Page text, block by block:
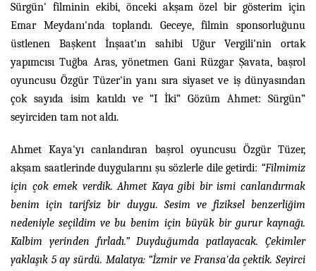
Sürgün' filminin ekibi, önceki akşam özel bir gösterim için
Emar Meydanı'nda toplandı. Geceye, filmin sponsorluğunu
üstlenen Başkent İnşaat'ın sahibi Uğur Vergili'nin ortak
yapımcısı Tuğba Aras, yönetmen Gani Rüzgar Şavata, başrol
oyuncusu Özgür Tüzer'in yanı sıra siyaset ve iş dünyasından
çok sayıda isim katıldı ve “I İki” Gözüm Ahmet: Sürgün”
seyirciden tam not aldı.
Ahmet Kaya'yı canlandıran başrol oyuncusu Özgür Tüzer,
akşam saatlerinde duygularını şu sözlerle dile getirdi: “Filmimiz
için çok emek verdik. Ahmet Kaya gibi bir ismi canlandırmak
benim için tarifsiz bir duygu. Sesim ve fiziksel benzerliğim
nedeniyle seçildim ve bu benim için büyük bir gurur kaynağı.
Kalbim yerinden fırladı.” Duyduğumda patlayacak. Çekimler
yaklaşık 5 ay sürdü. Malatya: “İzmir ve Fransa'da çektik. Seyirci